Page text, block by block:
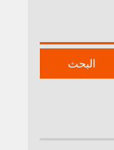
البحث